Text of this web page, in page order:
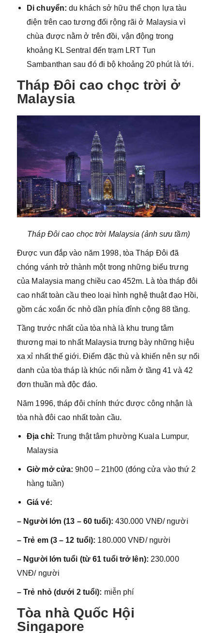
Di chuyển: du khách sở hữu thể chọn lựa tàu
điện trên cao tương đối rộng rãi ở Malaysia vì
chùa được nằm ở trên đồi, vận động trong
khoảng KL Sentral đến trạm LRT Tun
Sambanthan sau đó đi bộ khoảng 20 phút là tới.
Tháp Đôi cao chọc trời ở
Malaysia
Tháp Đôi cao chọc trời Malaysia (ảnh sưu tầm)
Được vun đắp vào năm 1998, tòa Tháp Đôi đã
chóng vánh trở thành một trong những biểu trưng
của Malaysia mang chiều cao 452m. Là tòa tháp đôi
cao nhất toàn cầu theo loại hình nghệ thuật đạo Hồi,
gồm các xoắn ốc nhỏ dần phía đỉnh cộng 88 tầng.
Tầng trước nhất của tòa nhà là khu trung tâm
thương mại to nhất Malaysia trưng bày những hiệu
xa xỉ nhất thế giới. Điểm đặc thù và khiến nên sự nổi
danh của tòa tháp là khúc nối nằm ở tầng 41 và 42
đơn thuần mà độc đáo.
Năm 1996, tháp đôi chính thức được công nhận là
tòa nhà đôi cao nhất toàn cầu.
Địa chỉ: Trung thật tâm phường Kuala Lumpur,
Malaysia
Giờ mở cửa: 9h00 – 21h00 (đóng cửa vào thứ 2
hàng tuần)
Giá vé:
– Người lớn (13 – 60 tuổi): 430.000 VNĐ/ người
– Trẻ em (3 – 12 tuổi): 180.000 VNĐ/ người
– Người lớn tuổi (từ 61 tuổi trở lên): 230.000
VNĐ/ người
– Trẻ nhỏ (dưới 2 tuổi): miễn phí
Tòa nhà Quốc Hội
Singapore